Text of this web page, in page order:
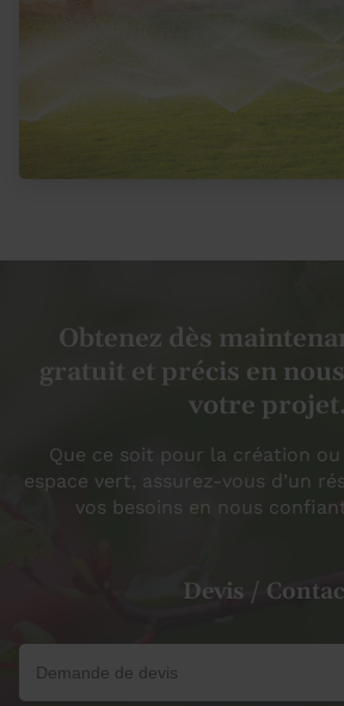
Obtenez dès
gratuit et précis en
votre projet.
Que ce soit pour la création ou
espace vert, assurez-vous d’un
vos besoins en nous
Devis /